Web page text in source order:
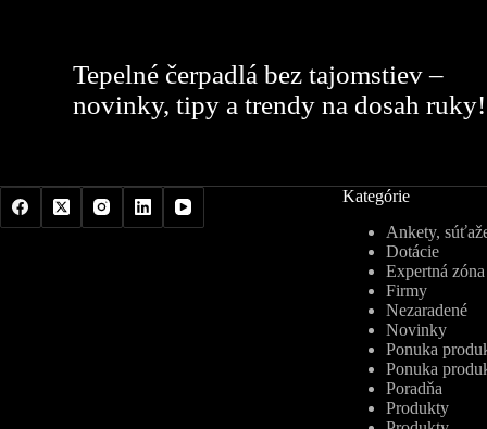
Tepelné čerpadlá bez tajomstiev –
novinky, tipy a trendy na dosah ruky!
Kategórie
Ankety,
Dotácie
Expertná zóna
Firmy
Nezaradené
Novinky
Ponuka
Ponuka
Poradňa
Produkty